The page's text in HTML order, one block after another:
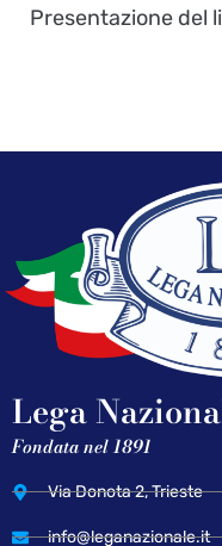
Lega
Fondata nel 1891
Via Donota 2, Trieste
info@leganazionale.it